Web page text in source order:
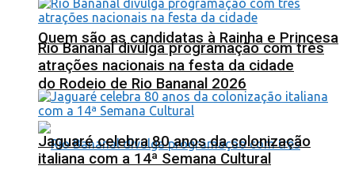
Quem são as candidatas à Rainha e Princesa
do Rodeio de Rio Bananal 2026
Rio Bananal divulga programação com três
atrações nacionais na festa da cidade
Jaguaré celebra 80 anos da colonização
italiana com a 14ª Semana Cultural